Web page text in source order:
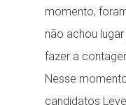
momento,
não achou
fazer a
Nesse
candidatos